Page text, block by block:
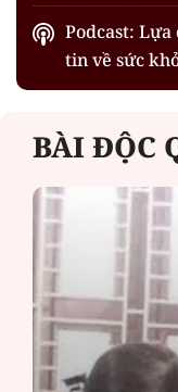
Podcast:
tin về sức
BÀI ĐỘC